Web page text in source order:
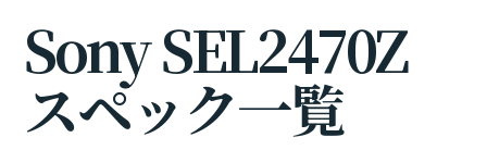
SonySEL2470Z
スペック一覧